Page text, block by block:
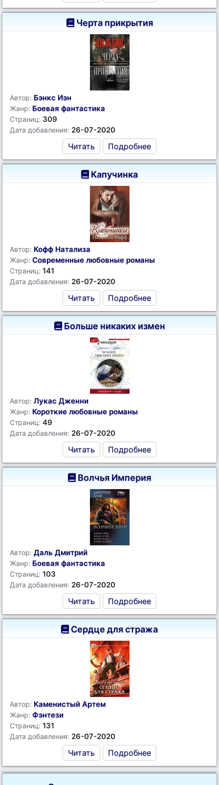
Черта прикрытия
Автор: Бэнкс Иэн
Жанр: Боевая фантастика
Страниц: 309
Дата добавления: 26-07-2020
Читать Подробнее
Капучинка
Автор: Кофф Натализа
Жанр: Современные любовные романы
Страниц: 141
Дата добавления: 26-07-2020
Читать Подробнее
Больше никаких измен
Автор: Лукас Дженни
Жанр: Короткие любовные романы
Страниц: 49
Дата добавления: 26-07-2020
Читать Подробнее
Волчья Империя
Автор: Даль Дмитрий
Жанр: Боевая фантастика
Страниц: 103
Дата добавления: 26-07-2020
Читать Подробнее
Сердце для стража
Автор: Каменистый Артем
Жанр: Фэнтези
Страниц: 131
Дата добавления: 26-07-2020
Читать Подробнее